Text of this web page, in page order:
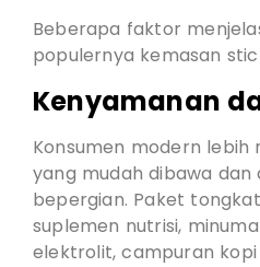
Beberapa faktor
populernya kemasan
Kenyamanan
Konsumen modern lebih
yang mudah dibawa dan
bepergian. Paket
suplemen nutrisi,
elektrolit, campuran